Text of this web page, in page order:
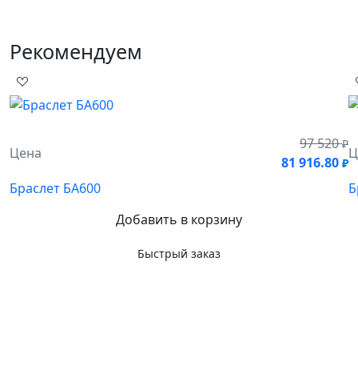
Рекомендуем
Цена
97 520₽
81 916.80 ₽
Браслет БА600
Добавить в корзину
Быстрый заказ